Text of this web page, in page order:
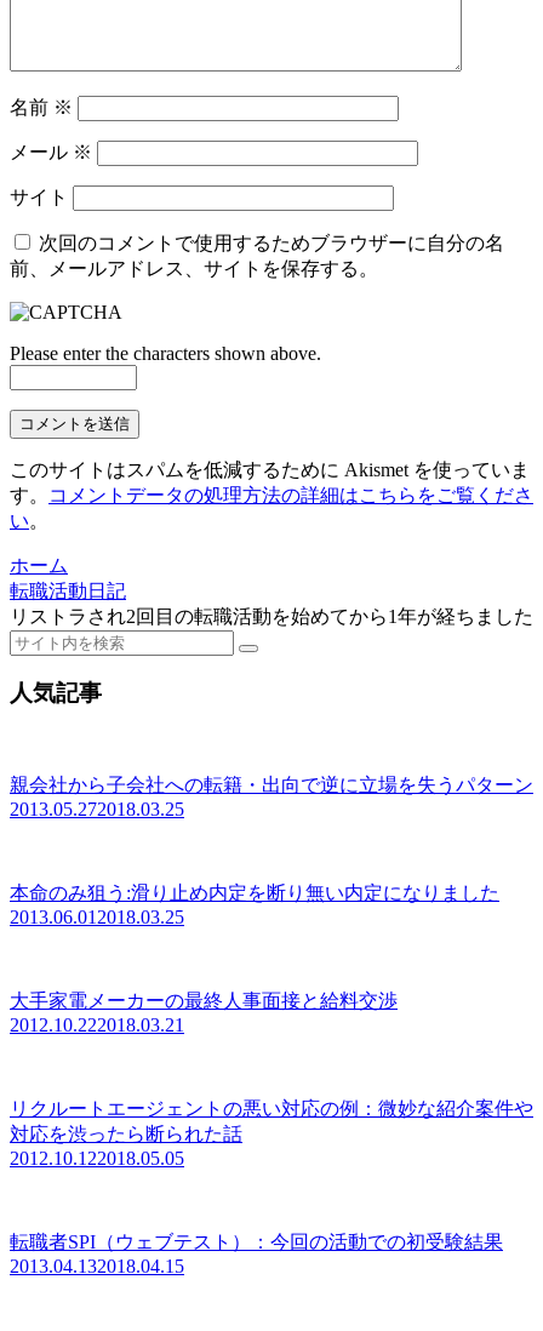
名前 ※
メール ※
サイト
次回のコメントで使用するためブラウザーに自分の名
前、メールアドレス、サイトを保存する。
Please enter the characters shown above.
このサイトはスパムを低減するために Akismet を使っていま
す。
コメントデータの処理方法の詳細はこちらをご覧くださ
い。
ホーム
転職活動日記
リストラされ2回目の転職活動を始めてから1年が経ちました
人気記事
親会社から子会社への転籍・出向で逆に立場を失うパターン
2013.05.272018.03.25
本命のみ狙う:滑り止め内定を断り無い内定になりました
2013.06.01 2018.03.25
大手家電メーカーの最終人事面接と給料交渉
2012.10.222018.03.21
リクルートエージェントの悪い対応の例：微妙な紹介案件や
対応を渋ったら断られた話
2012.10.122018.05.05
転職者SPI（ウェブテスト）：今回の活動での初受験結果
2013.04.132018.04.15